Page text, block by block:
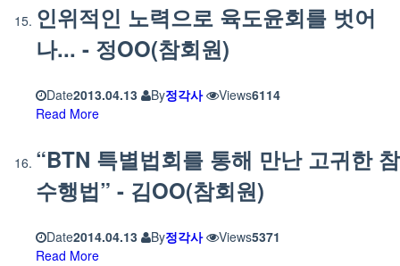
인위적인 노력으로 육도윤회를 벗어
나... - 정OO(참회원)
Date2013.04.13 By정각사 Views6114
Read More
“BTN 특별법회를 통해 만난 고귀한 참
수행법” - 김OO(참회원)
Date2014.04.13 By정각사 Views5371
Read More